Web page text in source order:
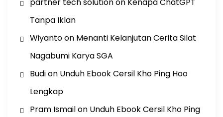
Tanpa Iklan
Wiyantoon Menanti Kelanjutan Cerita Silat
Nagabumi Karya SGA
Budion Unduh Ebook Cersil Kho Ping Hoo
Lengkap
Pram Ismailon Unduh Ebook Cersil Kho Ping